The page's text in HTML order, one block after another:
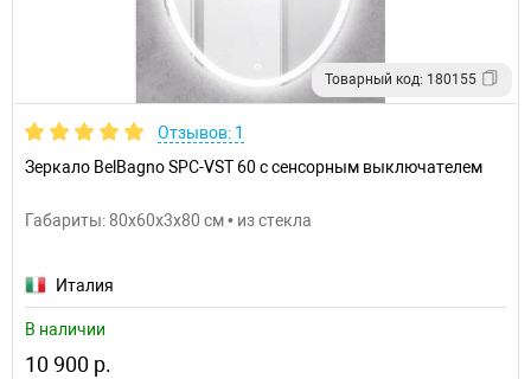
Товарный код: 180155
Отзывов: 1
Зеркало BelBagno SPC-VST 60 с сенсорным выключателем
Габариты: 80x60x3x80 см • из стекла
Италия
В наличии
10 900 р.